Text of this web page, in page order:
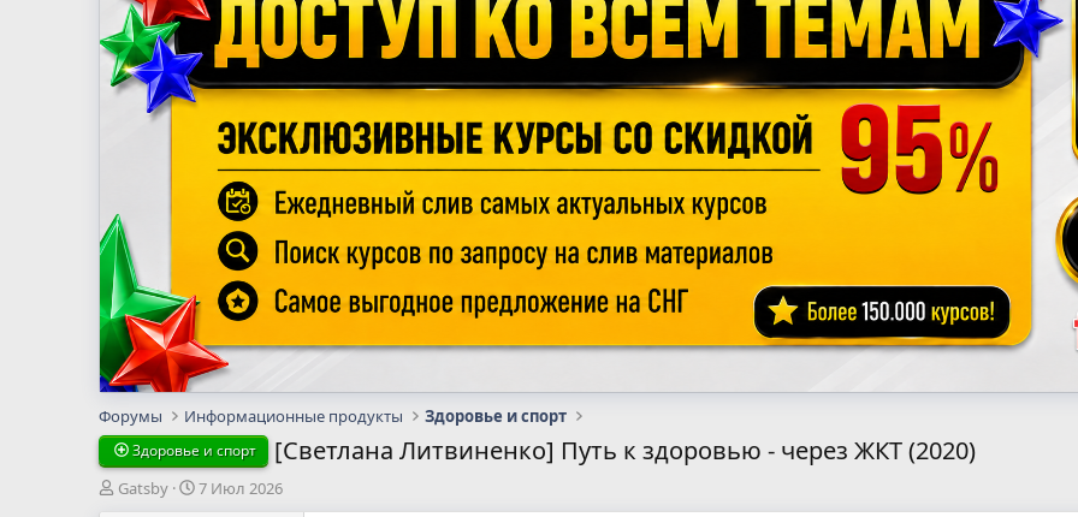
Форумы Информационные продукты Здоровье и спорт
Здоровье и спорт [Светлана Литвиненко] Путь к здоровью - через ЖКТ (2020)
А
Gatsby
Д
7 Июл 2026